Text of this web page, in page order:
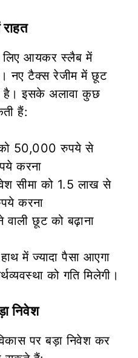
लिए आयकर स्लैब में
नए टैक्स रेजीम में छूट
है। इसके अलावा कुछ
हैं:
50,000 रुपये से
करना
सीमा को 1.5 लाख से
करना
वाली छूट को बढ़ाना
में ज्यादा पैसा आएगा
को गति मिलेगी।
निवेश
पर बड़ा निवेश कर